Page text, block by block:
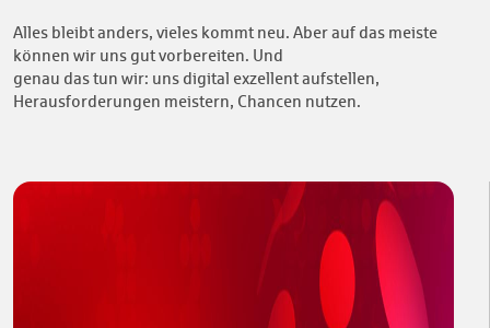
Alles bleibt anders, vieles kommt neu. Aber auf das meiste
können wir uns gut vorbereiten. Und
genau das tun wir: uns digital exzellent aufstellen,
Herausforderungen meistern, Chancen nutzen.